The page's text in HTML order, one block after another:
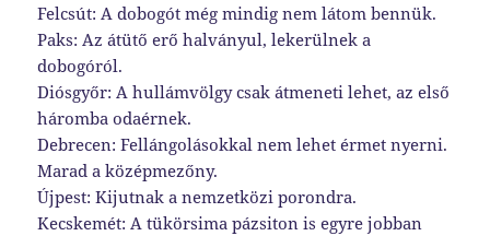
Felcsút: A dobogót még mindig nem látom bennük.
Paks: Az átütő erő halványul, lekerülnek a
dobogóról.
Diósgyőr: A hullámvölgy csak átmeneti lehet, az első
háromba odaérnek.
Debrecen: Fellángolásokkal nem lehet érmet nyerni.
Marad a középmezőny.
Újpest: Kijutnak a nemzetközi porondra.
Kecskemét: A tükörsima pázsiton is egyre jobban